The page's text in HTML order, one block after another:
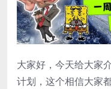
大家好，今天给大家
计划，这个相信大家